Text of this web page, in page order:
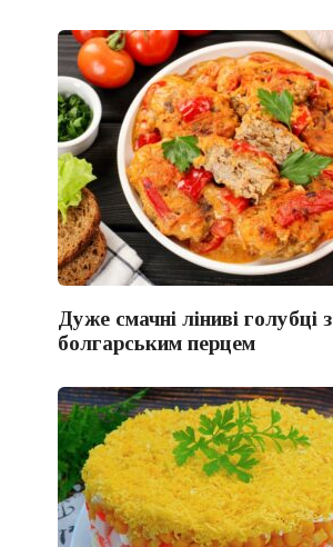
Дуже смачні ліниві голубці з
болгарським перцем